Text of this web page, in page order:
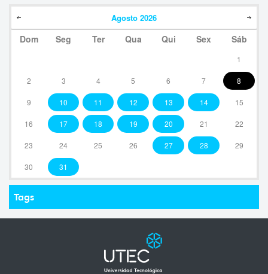
Agosto 2026
Dom Seg Ter Qua Qui Sex Sáb
1
2 3 4 5 6 7 8
9 10 11 12 13 14 15
16 17 18 19 20 21 22
23 24 25 26 27 28 29
30 31
Tags